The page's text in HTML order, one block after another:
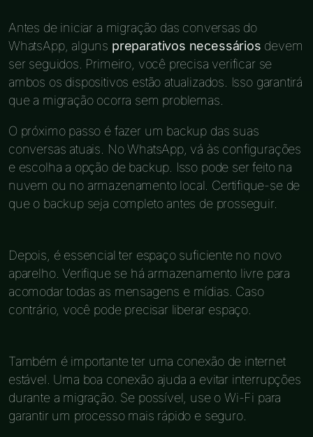
Antes de iniciar a migração das conversas do
WhatsApp, alguns preparativos necessários devem
ser seguidos. Primeiro, você precisa verificar se
ambos os dispositivos estão atualizados. Isso garantirá
que a migração ocorra sem problemas.
O próximo passo é fazer um backup das suas
conversas atuais. No WhatsApp, vá às configurações
e escolha a opção de backup. Isso pode ser feito na
nuvem ou no armazenamento local. Certifique-se de
que o backup seja completo antes de prosseguir.
Depois, é essencial ter espaço suficiente no novo
aparelho. Verifique se há armazenamento livre para
acomodar todas as mensagens e mídias. Caso
contrário, você pode precisar liberar espaço.
Também é importante ter uma conexão de internet
estável. Uma boa conexão ajuda a evitar interrupções
durante a migração. Se possível, use o Wi-Fi para
garantir um processo mais rápido e seguro.